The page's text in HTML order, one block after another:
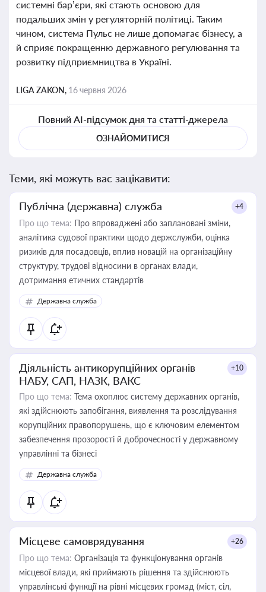
системні бар’єри, які стають основою для
подальших змін у регуляторній політиці. Таким
чином, система Пульс не лише допомагає бізнесу, а
й сприяє покращенню державного регулювання та
розвитку підприємництва в Україні.
LIGA ZAKON, 16 червня 2026
Повний AI-підсумок дня та статті-джерела
ОЗНАЙОМИТИСЯ
Теми, які можуть вас зацікавити:
Публічна (державна) служба +4
Про що тема: Про впроваджені або заплановані зміни,
аналітика судової практики щодо держслужби, оцінка
ризиків для посадовців, вплив новацій на організаційну
структуру, трудові відносини в органах влади,
дотримання етичних стандартів
Державна служба
Діяльність антикорупційних органів
НАБУ, САП, НАЗК, ВАКС
+10
Про що тема: Тема охоплює систему державних органів,
які здійснюють запобігання, виявлення та розслідування
корупційних правопорушень, що є ключовим елементом
забезпечення прозорості й доброчесності у державному
управлінні та бізнесі
Державна служба
Місцеве самоврядування +26
Про що тема: Організація та функціонування органів
місцевої влади, які приймають рішення та здійснюють
управлінські функції на рівні місцевих громад (міст, сіл,